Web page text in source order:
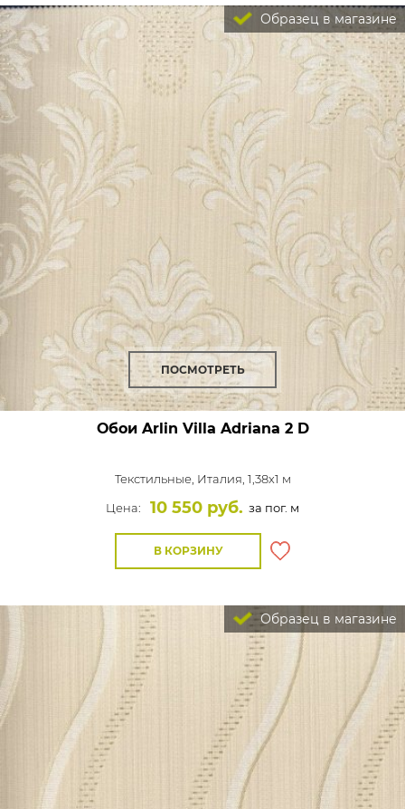
Образец в магазине
ПОСМОТРЕТЬ
Обои Arlin Villa Adriana 2 D
Текстильные, Италия, 1,38x1 м
Цена:
10 550 руб. за пог. м
В КОРЗИНУ
Образец в магазине